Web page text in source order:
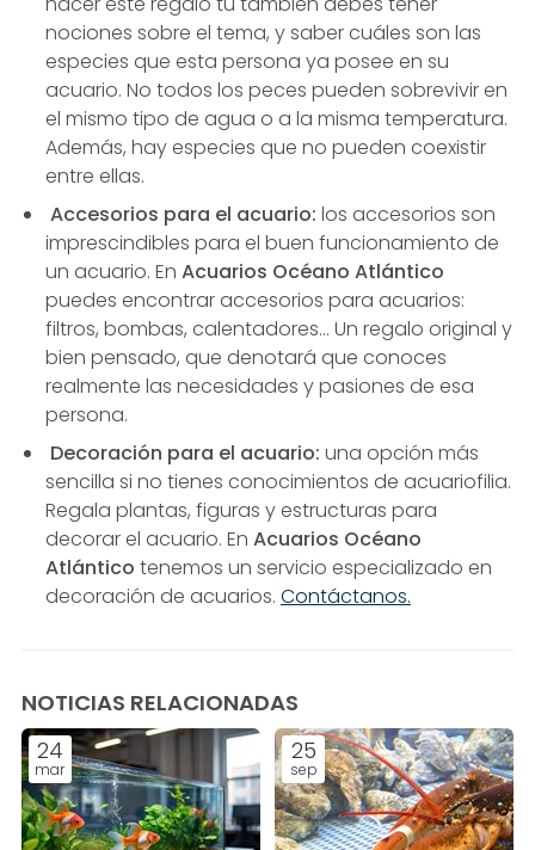
nociones sobre el tema, y saber cuáles son las
especies que esta persona ya posee en su
acuario. No todos los peces pueden sobrevivir en
el mismo tipo de agua o a la misma temperatura.
Además, hay especies que no pueden coexistir
entre ellas.
Accesorios para el acuario: los accesorios son
imprescindibles para el buen funcionamiento de
un acuario. En Acuarios Océano Atlántico
puedes encontrar accesorios para acuarios:
filtros, bombas, calentadores… Un regalo original y
bien pensado, que denotará que conoces
realmente las necesidades y pasiones de esa
persona.
Decoración para el acuario: una opción más
sencilla si no tienes conocimientos de acuariofilia.
Regala plantas, figuras y estructuras para
decorar el acuario. En Acuarios Océano
Atlántico tenemos un servicio especializado en
decoración de acuarios. Contáctanos.
NOTICIAS RELACIONADAS
24
mar
25
sep